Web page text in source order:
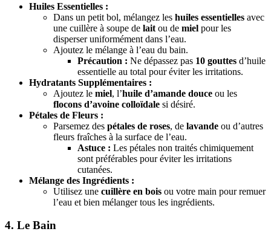
Huiles Essentielles :
Dans un petit bol, mélangez les huiles essentielles avec
une cuillère à soupe de lait ou de miel pour les
disperser uniformément dans l’eau.
Ajoutez le mélange à l’eau du bain.
Précaution : Ne dépassez pas 10 gouttes d’huile
essentielle au total pour éviter les irritations.
Hydratants Supplémentaires :
Ajoutez le miel, l’huile d’amande douce ou les
flocons d’avoine colloïdale si désiré.
Pétales de Fleurs :
Parsemez des pétales de roses, de lavande ou d’autres
fleurs fraîches à la surface de l’eau.
Astuce : Les pétales non traités chimiquement
sont préférables pour éviter les irritations
cutanées.
Mélange des Ingrédients :
Utilisez une cuillère en bois ou votre main pour remuer
l’eau et bien mélanger tous les ingrédients.
4. Le Bain